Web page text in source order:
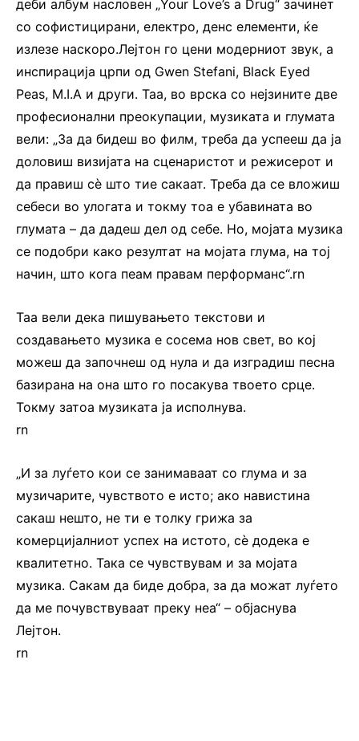
деби албум насловен „Your Love’s a Drug“ зачинет
со софистицирани, електро, денс елементи, ќе
излезе наскоро.Лејтон го цени модерниот звук, а
инспирација црпи од Gwen Stefani, Black Eyed
Peas, M.I.A и други. Таа, во врска со нејзините две
професионални преокупации, музиката и глумата
вели: „За да бидеш во филм, треба да успееш да ја
доловиш визијата на сценаристот и режисерот и
да правиш сè што тие сакаат. Треба да се вложиш
себеси во улогата и токму тоа е убавината во
глумата – да дадеш дел од себе. Но, мојата музика
се подобри како резултат на мојата глума, на тој
начин, што кога пеам правам перформанс“.rn
Таа вели дека пишувањето текстови и
создавањето музика е сосема нов свет, во кој
можеш да започнеш од нула и да изградиш песна
базирана на она што го посакува твоето срце.
Токму затоа музиката ја исполнува.
rn
„И за луѓето кои се занимаваат со глума и за
музичарите, чувството е исто; ако навистина
сакаш нешто, не ти е толку грижа за
комерцијалниот успех на истото, сè додека е
квалитетно. Така се чувствувам и за мојата
музика. Сакам да биде добра, за да можат луѓето
да ме почувствуваат преку неа“ – објаснува
Лејтон.
rn